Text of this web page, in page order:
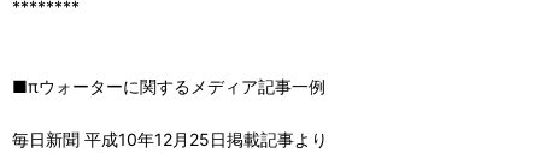
********
■πウォーターに関するメディア記事一例
毎日新聞 平成10年12月25日掲載記事より